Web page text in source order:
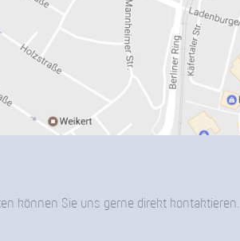
können Sie uns gerne direkt kontaktieren.